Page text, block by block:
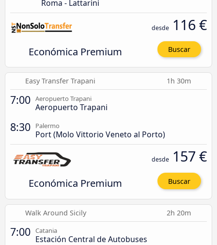
Roma - Lattarini
Económica Premium
desde 116 €
Buscar
Easy Transfer Trapani 1h 30m
7:00 Aeropuerto Trapani
Aeropuerto Trapani
8:30 Palermo
Port (Molo Vittorio Veneto al Porto)
Económica Premium
desde 157 €
Buscar
Walk Around Sicily 2h 20m
7:00 Catania
Estación Central de Autobuses